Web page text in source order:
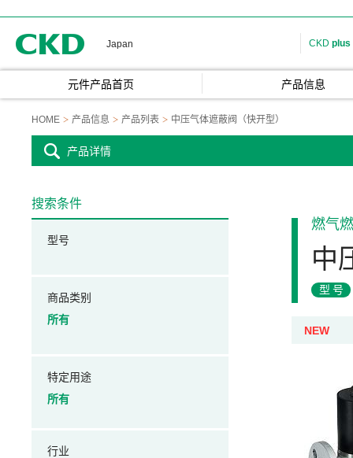
Japan CKD plus
元件产品首页 产品信息
HOME 产品信息 产品列表 中压气体遮蔽阀（快开型）
产品详情
燃气
中
型号
NEW
搜索条件
型号
商品类别
所有
特定用途
所有
行业